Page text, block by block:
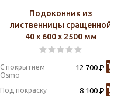
Подоконник из
лиственницы сращенной
40 х 600 х 2500 мм
С покрытием
Osmo
12 700 Р
Под покраску 8 100 Р